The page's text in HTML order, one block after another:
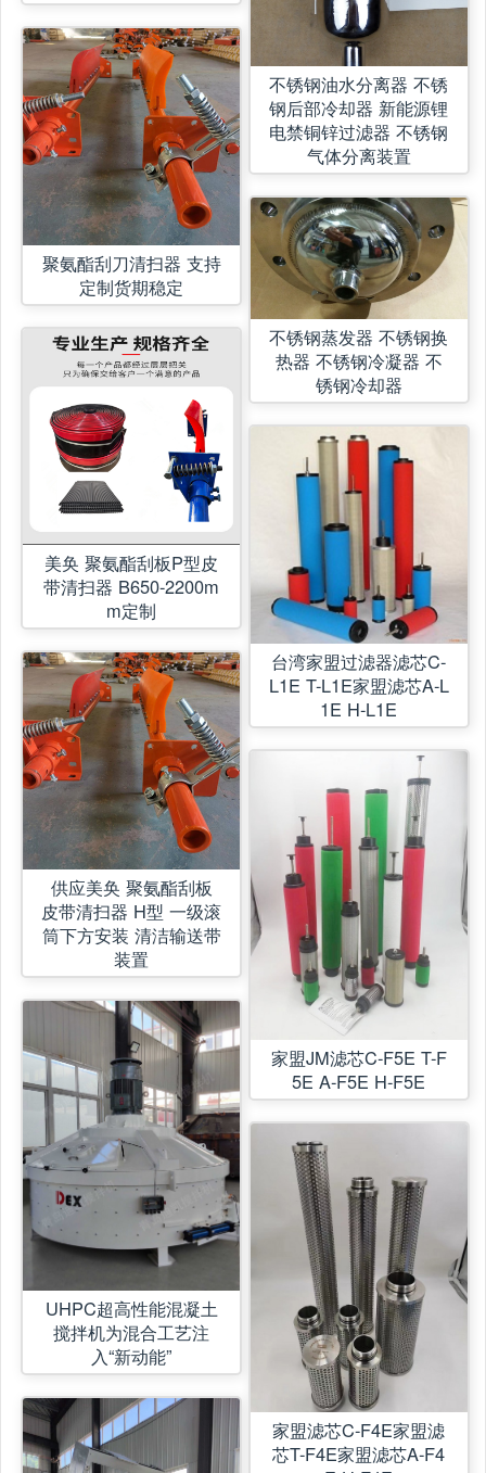
聚氨酯刮刀清扫器 支持
定制货期稳定
美奂 聚氨酯刮板P型皮
带清扫器 B650-2200m
m定制
供应美奂 聚氨酯刮板
皮带清扫器 H型 一级滚
筒下方安装 清洁输送带
装置
UHPC超高性能混凝土
搅拌机为混合工艺注
入“新动能”
不锈钢油水分离器 不锈
钢后部冷却器 新能源锂
电禁铜锌过滤器 不锈钢
气体分离装置
不锈钢蒸发器 不锈钢换
热器 不锈钢冷凝器 不
锈钢冷却器
台湾家盟过滤器滤芯C-
L1E T-L1E家盟滤芯A-L
1E H-L1E
家盟JM滤芯C-F5E T-F
5E A-F5E H-F5E
家盟滤芯C-F4E家盟滤
芯T-F4E家盟滤芯A-F4